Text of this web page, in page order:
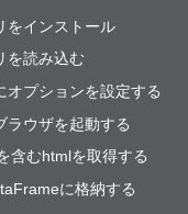
をインストール
を読み込む
オプションを設定する
ラウザを起動する
含むhtmlを取得する
に格納する